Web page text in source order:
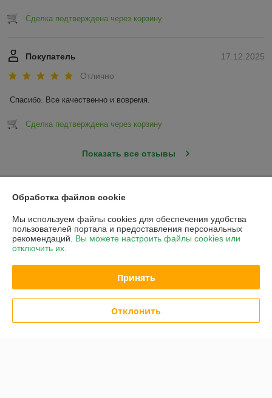
Сделка подтверждена через корзину
17.12.2025
Покупатель
Отлично
Спасибо. Все качественно и вовремя.
Сделка подтверждена через корзину
Показать все отзывы
О нас
Контакты
Доставка и оплата
Обработка файлов cookie
Мы используем файлы cookies для обеспечения удобства
пользователей портала и предоставления персональных
рекомендаций. Вы можете настроить файлы cookies или
отключить их.
Принять
Отклонить